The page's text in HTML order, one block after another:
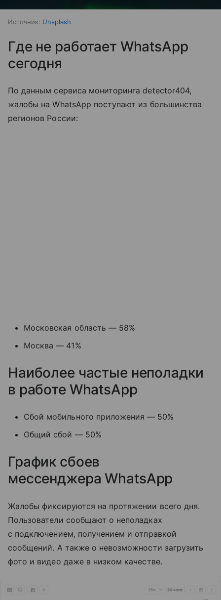
Источник: Unsplash
Где не работает WhatsApp
сегодня
По данным сервиса мониторинга detector404,
жалобы на WhatsApp поступают из большинства
регионов России:
Московская область — 58%
Москва — 41%
Наиболее частые неполадки
в работе WhatsApp
Сбой мобильного приложения — 50%
Общий сбой — 50%
График сбоев
мессенджера WhatsApp
Жалобы фиксируются на протяжении всего дня.
Пользователи сообщают о неполадках
с подключением, получением и отправкой
сообщений. А также о невозможности загрузить
фото и видео даже в низком качестве.